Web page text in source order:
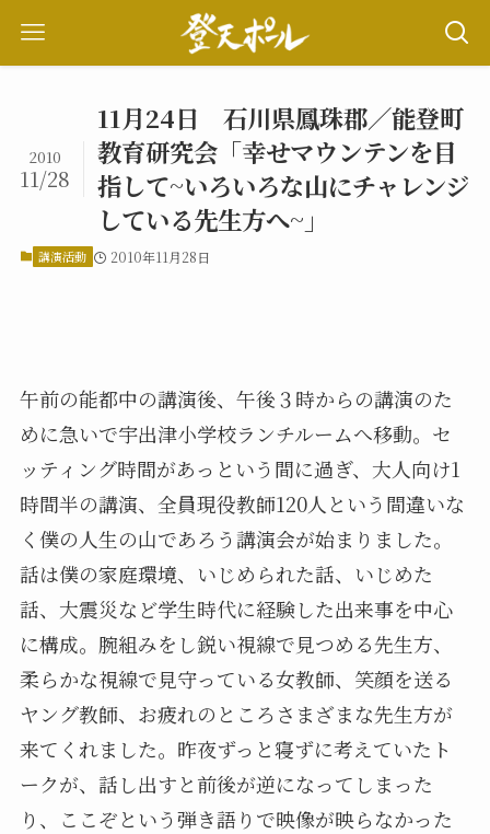
11月24日 石川県鳳珠郡／能登町
教育研究会「幸せマウンテンを目
指して~いろいろな山にチャレンジ
している先生方へ~」
2010
11/28
講演活動 2010年11月28日
午前の能都中の講演後、午後３時からの講演のた
めに急いで宇出津小学校ランチルームへ移動。セ
ッティング時間があっという間に過ぎ、大人向け1
時間半の講演、全員現役教師120人という間違いな
く僕の人生の山であろう講演会が始まりました。
話は僕の家庭環境、いじめられた話、いじめた
話、大震災など学生時代に経験した出来事を中心
に構成。腕組みをし鋭い視線で見つめる先生方、
柔らかな視線で見守っている女教師、笑顔を送る
ヤング教師、お疲れのところさまざまな先生方が
来てくれました。昨夜ずっと寝ずに考えていたト
ークが、話し出すと前後が逆になってしまった
り、ここぞという弾き語りで映像が映らなかった